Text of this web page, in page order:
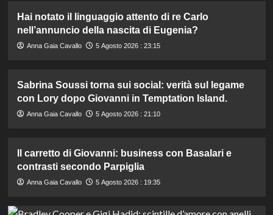
Hai notato il linguaggio attento di re Carlo
nell’annuncio della nascita di Eugenia?
Anna Gaia Cavallo 5 Agosto 2026 : 23:15
Sabrina Soussi torna sui social: verità sul legame
con Lory dopo Giovanni in Temptation Island.
Anna Gaia Cavallo 5 Agosto 2026 : 21:10
Il carretto di Giovanni: business con Basalari e
contrasti secondo Parpiglia
Anna Gaia Cavallo 5 Agosto 2026 : 19:35